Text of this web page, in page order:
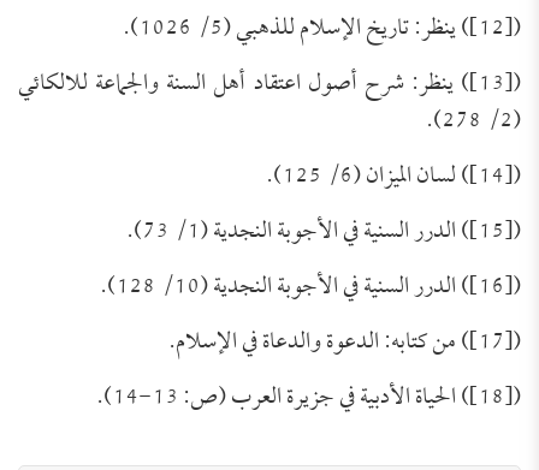
([12]) ينظر: تاريخ الإسلام للذهبي (5/ 1026).
([13]) ينظر: شرح أصول اعتقاد أهل السنة والجماعة للالكائي
(2/ 278).
([14]) لسان الميزان (6/ 125).
([15]) الدرر السنية في الأجوبة النجدية (1/ 73).
([16]) الدرر السنية في الأجوبة النجدية (10/ 128).
([17]) من كتابه: الدعوة والدعاة في الإسلام.
([18]) الحياة الأدبية في جزيرة العرب (ص: 13-14).
تَعرِيف بكِتَاب (مجموعة الرَّسائل العقديَّة
للعلامة الشَّيخ محمد عبد الظَّاهر أبو
السَّمح)
للتحميل كملف PDF اضغط على الأيقونة المعلومات
الفنية للكتاب: عنوان الكتاب: مجموعة الرَّسائل
العقديَّة للعلامة الشَّيخ محمد عبد الظَّاهر أبو السَّمح.